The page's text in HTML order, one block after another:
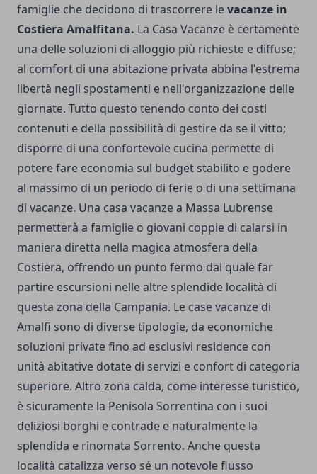
famiglie che decidono di trascorrere levacanze in
Costiera Amalfitana. La Casa Vacanze è certamente
una delle soluzioni di alloggio più richieste e diffuse;
al comfort di una abitazione privata abbina l'estrema
libertà negli spostamenti e nell'organizzazione delle
giornate. Tutto questo tenendo conto dei costi
contenuti e della possibilità di gestire da se il vitto;
disporre di una confortevole cucina permette di
potere fare economia sul budget stabilito e godere
al massimo di un periodo di ferie o di una settimana
di vacanze. Una casa vacanze a Massa Lubrense
permetterà a famiglie o giovani coppie di calarsi in
maniera diretta nella magica atmosfera della
Costiera, offrendo un punto fermo dal quale far
partire escursioni nelle altre splendide località di
questa zona della Campania. Le case vacanze di
Amalfi sono di diverse tipologie, da economiche
soluzioni private fino ad esclusivi residence con
unità abitative dotate di servizi e confort di categoria
superiore. Altro zona calda, come interesse turistico,
è sicuramente la Penisola Sorrentina con i suoi
deliziosi borghi e contrade e naturalmente la
splendida e rinomata Sorrento. Anche questa
località catalizza verso sé un notevole flusso